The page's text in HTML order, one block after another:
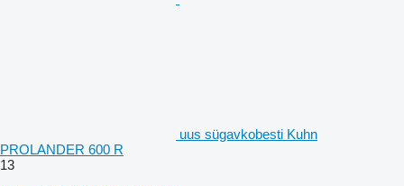
uus sügavkobesti Kuhn
PROLANDER 600 R
13